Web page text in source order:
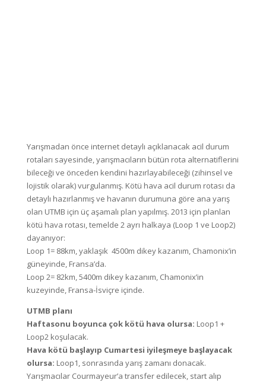
Yarışmadan önce internet detaylı açıklanacak acil durum
rotaları sayesinde, yarışmacıların bütün rota alternatiflerini
bileceği ve önceden kendini hazırlayabileceği (zihinsel ve
lojistik olarak) vurgulanmış. Kötü hava acil durum rotası da
detaylı hazırlanmış ve havanın durumuna göre ana yarış
olan UTMB için üç aşamalı plan yapılmış. 2013 için planlan
kötü hava rotası, temelde 2 ayrı halkaya (Loop 1 ve Loop2)
dayanıyor:
Loop 1= 88km, yaklaşık 4500m dikey kazanım, Chamonix’in
güneyinde, Fransa’da.
Loop 2= 82km, 5400m dikey kazanım, Chamonix’in
kuzeyinde, Fransa-İsviçre içinde.
UTMB planı
Haftasonu boyunca çok kötü hava olursa: Loop1 +
Loop2 koşulacak.
Hava kötü başlayıp Cumartesi iyileşmeye başlayacak
olursa: Loop1, sonrasında yarış zamanı donacak.
Yarışmacılar Courmayeur’a transfer edilecek, start alıp